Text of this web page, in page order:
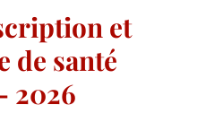
et
de santé
2026